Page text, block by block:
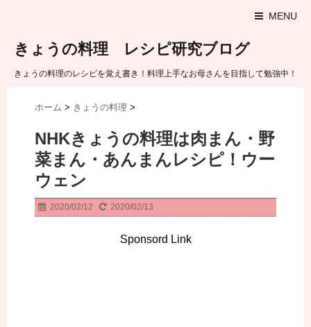
MENU
きょうの料理 レシピ研究ブログ
きょうの料理のレシピを覚え書き！料理上手なお母さんを目指して勉強中！
ホーム > きょうの料理 >
NHKきょうの料理は肉まん・野
菜まん・あんまんレシピ！ウー
ウェン
2020/02/12 2020/02/13
Sponsord Link